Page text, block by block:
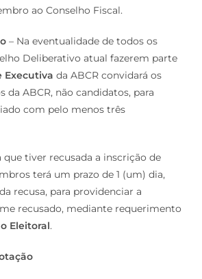
ao Conselho Fiscal.
– Na eventualidade de todos os
Deliberativo atual fazerem parte
Executiva da ABCR convidará os
da ABCR, não candidatos, para
com pelo menos três
que tiver recusada a inscrição de
terá um prazo de 1 (um) dia,
recusa, para providenciar a
recusado, mediante requerimento
Eleitoral.